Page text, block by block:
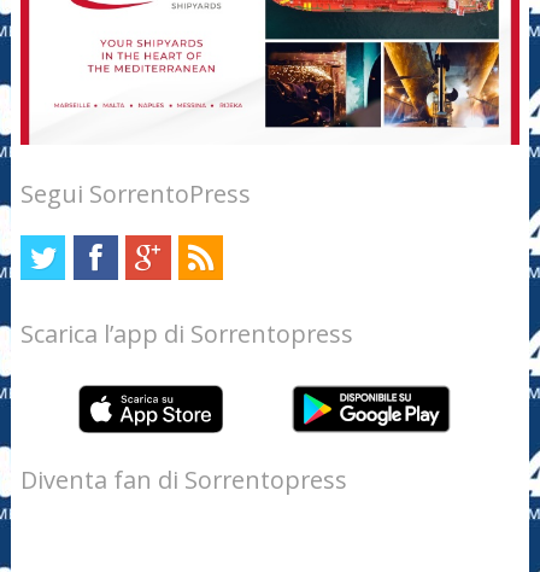
Segui SorrentoPress
Scarica l’app di Sorrentopress
Diventa fan di Sorrentopress